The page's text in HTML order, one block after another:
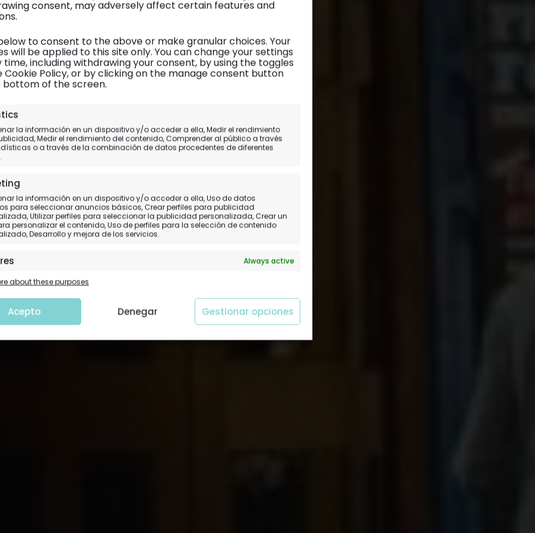
consent, may adversely affect certain features and
to consent to the above or make granular choices. Your
will be applied to this site only. You can change your settings
time, including withdrawing your consent, by using the toggles
Cookie Policy, or by clicking on the manage consent button
of the screen.
la información en un dispositivo y/o acceder a ella, Medir el rendimiento
Medir el rendimiento del contenido, Comprender al público a través
o a través de la combinación de datos procedentes de diferentes
la información en un dispositivo y/o acceder a ella, Uso de datos
para seleccionar anuncios básicos, Crear perfiles para publicidad
Utilizar perfiles para seleccionar la publicidad personalizada, Crear un
personalizar el contenido, Uso de perfiles para la selección de contenido
Desarrollo y mejora de los servicios.
Always active
Vincular diferentes dispositivos, Identificación de
la seguridad, evitar y detectar fraudes, y
fallos, Ofrecer y presentar publicidad y Always active
about these purposes
Acepto Denegar Gestionar opciones
Christopher's Inn en Bath